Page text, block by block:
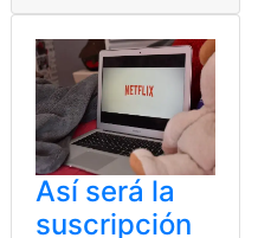
Así será la
suscripción